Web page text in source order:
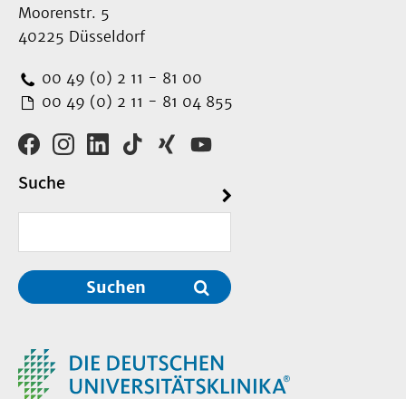
Moorenstr. 5
40225 Düsseldorf
00 49 (0) 2 11 - 81 00
00 49 (0) 2 11 - 81 04 855
Suche
Suchen